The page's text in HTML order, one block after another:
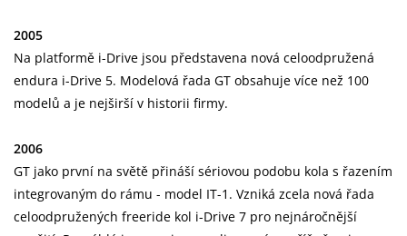
2005
Na platformě i-Drive jsou představena nová celoodpružená
endura i-Drive 5. Modelová řada GT obsahuje více než 100
modelů a je nejširší v historii firmy.
2006
GT jako první na světě přináší sériovou podobu kola s řazením
integrovaným do rámu - model IT-1. Vzniká zcela nová řada
celoodpružených freeride kol i-Drive 7 pro nejnáročnější